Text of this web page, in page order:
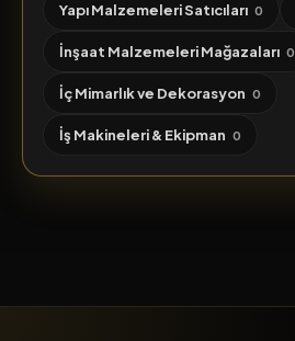
Yapı Malzemeleri Satıcıları 0
İnşaat Malzemeleri Mağazaları 0
İç Mimarlık ve Dekorasyon 0
İş Makineleri & Ekipman 0